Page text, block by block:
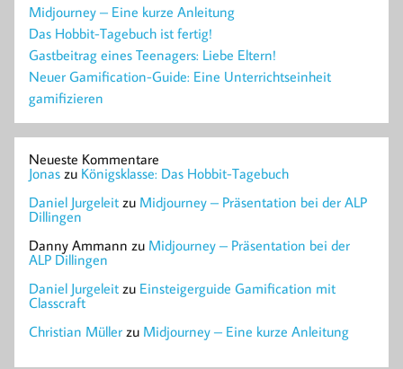
Midjourney – Eine kurze Anleitung
Das Hobbit-Tagebuch ist fertig!
Gastbeitrag eines Teenagers: Liebe Eltern!
Neuer Gamification-Guide: Eine Unterrichtseinheit
gamifizieren
Neueste Kommentare
Jonas zu Königsklasse: Das Hobbit-Tagebuch
Daniel Jurgeleit zu Midjourney – Präsentation bei der ALP
Dillingen
Danny Ammann zu Midjourney – Präsentation bei der
ALP Dillingen
Daniel Jurgeleit zu Einsteigerguide Gamification mit
Classcraft
Christian Müller zu Midjourney – Eine kurze Anleitung